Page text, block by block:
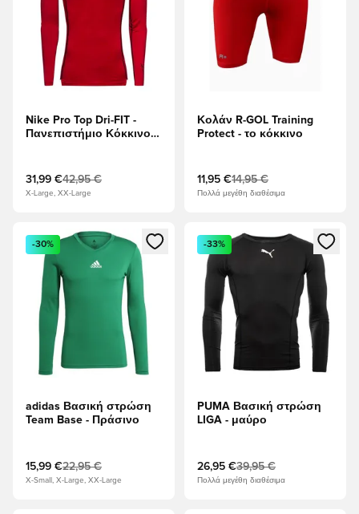
Nike Pro Top Dri-FIT -
Πανεπιστήμιο Κόκκινο/
31,99 €42,95 €
X-Large, XX-Large
Κολάν R-GOL Training
Protect - το κόκκινο
11,95 €14,95 €
Πολλά μεγέθη διαθέσιμα
Ανοίγει ένα Modal για να συνδεθείτε ή να εγγραφείτε ως
-30%
adidas Βασική στρώση
Team Base - Πράσινο
15,99 €22,95 €
X-Small, X-Large, XX-Large
Ανοίγει ένα Modal για να
-33%
PUMA Βασική στρώση
LIGA - μαύρο
26,95 €39,95 €
Πολλά μεγέθη διαθέσιμα